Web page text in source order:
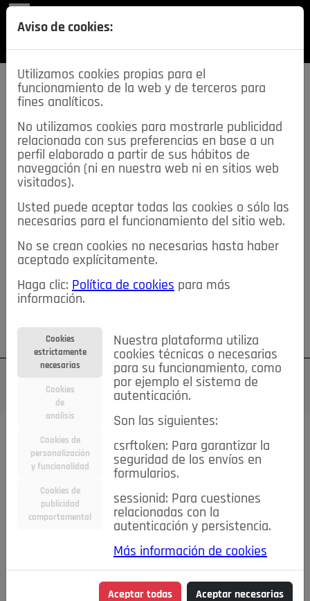
SECCIONES
descarga esta
REVISTA
≡NOTICIAS
NOTICIAS SERVICIOS DE INTERÉS
TABLÓN DE ANUNCIOS MIS ANUNCIOS CONTACTO
NOSOTROS
Su cuenta Regístrese ¿Olvidó su contraseña?
TODAS Deporte Bicicletas Deportes y Ocio
Electrodomésticos
Niños y Bebés Inmobiliaria Construcción y Reformas
Moda Accesorios Ropa Motor
Motor y Accesorios Motos Ocio
Cine, Libros y Música Coleccionismo Otros Otros
Aviso de cookies:
Utilizamos cookies propias para el
funcionamiento de la web y de terceros para
fines analíticos.
No utilizamos cookies para mostrarle publicidad
relacionada con sus preferencias en base a un
perfil elaborado a partir de sus hábitos de
navegación (ni en nuestra web ni en sitios web
visitados).
Usted puede aceptar todas las cookies o sólo las
necesarias para el funcionamiento del sitio web.
No se crean cookies no necesarias hasta haber
aceptado explícitamente.
Haga clic: Política de cookies para más
información.
Cookies
estrictamente
necesarias
Cookies
de
análisis
Cookies de
personalización
y funcionalidad
Cookies de
publicidad
comportamental
Nuestra plataforma utiliza
cookies técnicas o necesarias
para su funcionamiento, como
por ejemplo el sistema de
autenticación.
Son las siguientes:
csrftoken: Para garantizar la
seguridad de los envíos en
formularios.
sessionid: Para cuestiones
relacionadas con la
autenticación y persistencia.
Más información de cookies
Aceptar todas Aceptar necesarias